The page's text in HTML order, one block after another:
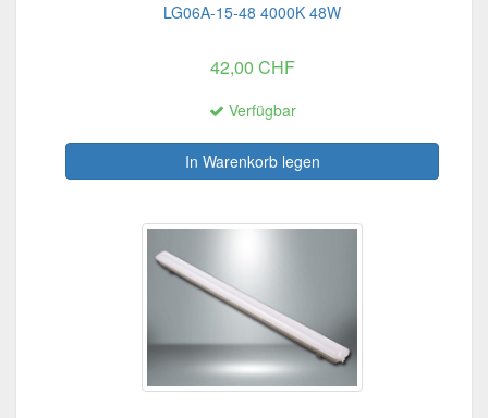
LG06A-15-48 4000K 48W
42,00 CHF
Verfügbar
In Warenkorb legen